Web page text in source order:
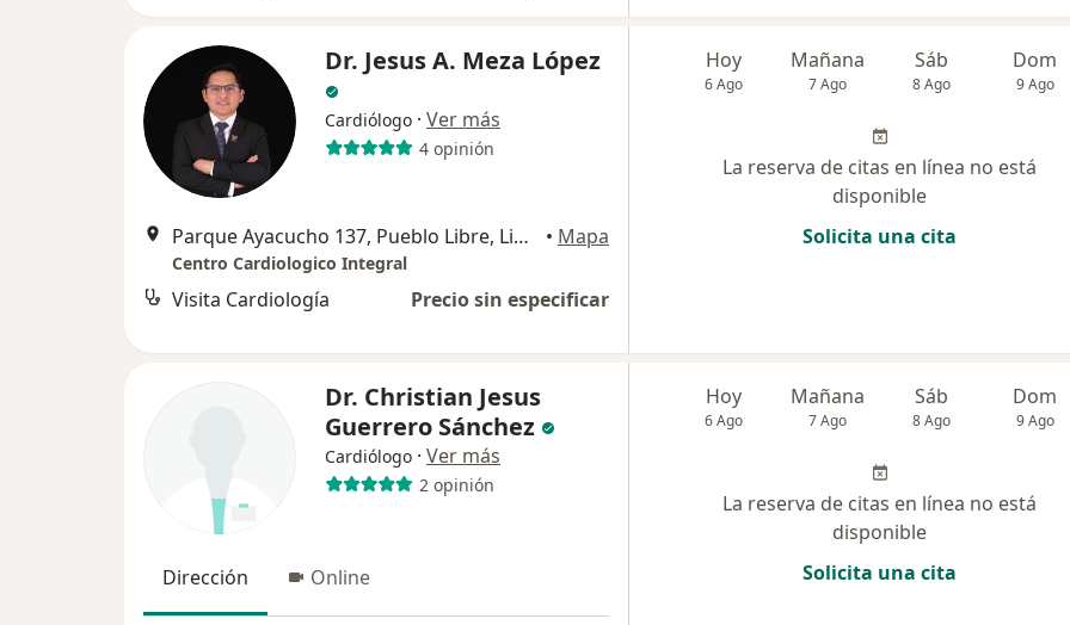
Dr. Jesus A. Meza López
Cardiólogo · Ver más
4 opinión
Parque Ayacucho 137, Pueblo Libre, Lima • Mapa
Centro Cardiologico Integral
Visita Cardiología Precio sin especificar
Hoy
6 Ago
Mañana
7 Ago
Sáb
8 Ago
Dom
9 Ago
La reserva de citas en línea no está
disponible
Solicita una cita
Dr. Christian Jesus
Guerrero Sánchez
Cardiólogo · Ver más
2 opinión
Dirección Online
Hoy
6 Ago
Mañana
7 Ago
Sáb
8 Ago
Dom
9 Ago
La reserva de citas en línea no está
disponible
Solicita una cita